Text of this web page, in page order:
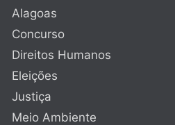
Alagoas
Concurso
Direitos Humanos
Eleições
Justiça
Meio Ambiente